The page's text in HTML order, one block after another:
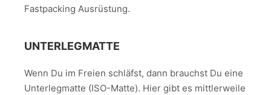
Fastpacking Ausrüstung.
UNTERLEGMATTE
Wenn Du im Freien schläfst, dann brauchst Du eine
Unterlegmatte (ISO-Matte). Hier gibt es mittlerweile